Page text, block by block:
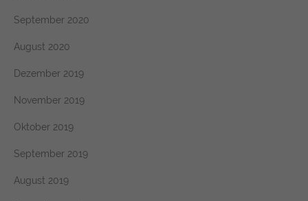
September 2020
August 2020
Dezember 2019
November 2019
Oktober 2019
September 2019
August 2019